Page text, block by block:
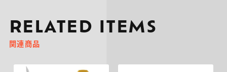
RELATED ITEMS
関連商品